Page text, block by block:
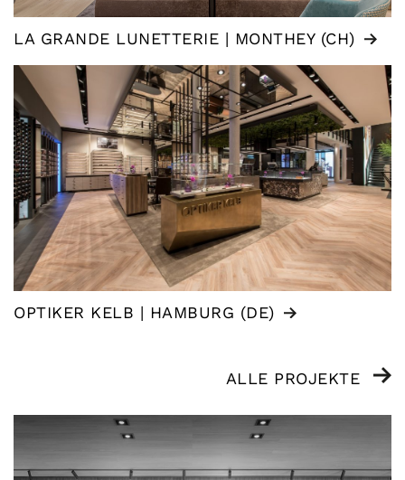
LA GRANDE LUNETTERIE | MONTHEY (CH)
OPTIKER KELB | HAMBURG (DE)
ALLE PROJEKTE